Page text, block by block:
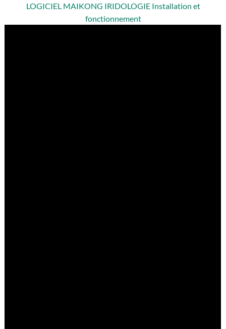
LOGICIEL MAIKONG IRIDOLOGIE Installation et
fonctionnement